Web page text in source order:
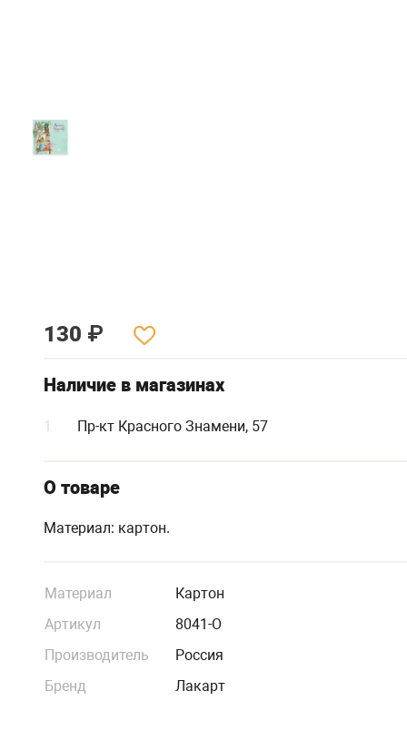
130 ₽
Наличие в магазинах
1 Пр-кт Красного Знамени, 57
О товаре
Материал: картон.
Материал
Картон
Артикул
8041-О
Производитель
Россия
Бренд
Лакарт